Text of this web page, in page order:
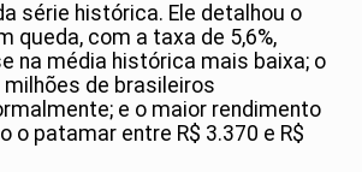
série histórica. Ele detalhou o
queda, com a taxa de 5,6%,
na média histórica mais baixa; o
de brasileiros
e o maior rendimento
o patamar entre R$ 3.370 e R$